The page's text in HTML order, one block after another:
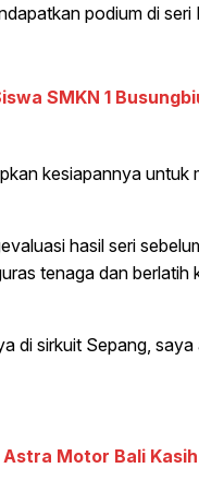
podium di seri
SMKN 1
kesiapannya untuk
hasil seri
tenaga dan berlatih
di sirkuit Sepang,
Motor Bali